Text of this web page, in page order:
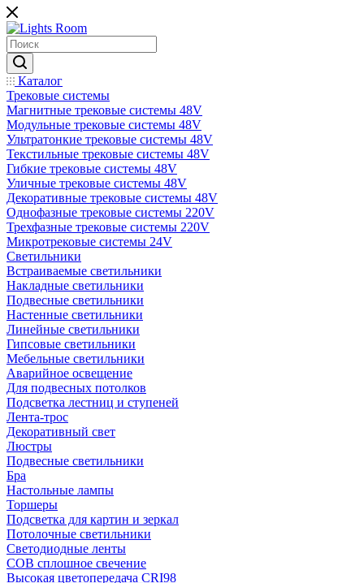
Каталог
Трековые системы
Магнитные трековые системы 48V
Модульные трековые системы 48V
Ультратонкие трековые системы 48V
Текстильные трековые системы 48V
Гибкие трековые системы 48V
Уличные трековые системы 48V
Декоративные трековые системы 48V
Однофазные трековые системы 220V
Трехфазные трековые системы 220V
Микротрековые системы 24V
Светильники
Встраиваемые светильники
Накладные светильники
Подвесные светильники
Настенные светильники
Линейные светильники
Гипсовые светильники
Мебельные светильники
Аварийное освещение
Для подвесных потолков
Подсветка лестниц и ступеней
Лента-трос
Декоративный свет
Люстры
Подвесные светильники
Бра
Настольные лампы
Торшеры
Подсветка для картин и зеркал
Потолочные светильники
Светодиодные ленты
COB сплошное свечение
Высокая цветопередача CRI98